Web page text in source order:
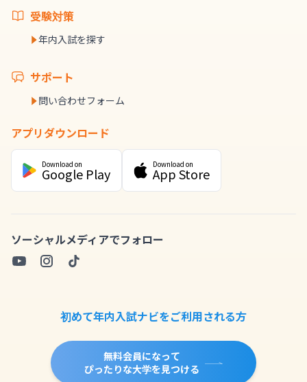
受験対策
年内入試を探す
サポート
問い合わせフォーム
アプリダウンロード
Download on
Google Play
Download on
App Store
ソーシャルメディアでフォロー
初めて年内入試ナビをご利用される方
無料会員になって
ぴったりな大学を見つける